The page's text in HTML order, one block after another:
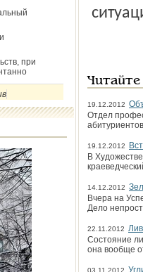
при
19.12.2012
Отдел
19.12.2012
В
14.12.2012
Вчера на
Дело
22.11.2012
Состояние
она вообще
03.11.2012